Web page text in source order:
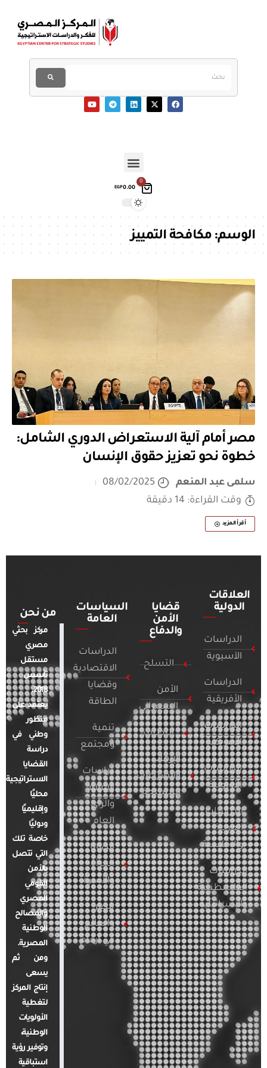
0
EGP0.00
الوسم:مكافحة التمييز
مصر أمام آلية الاستعراض الدوري الشامل:
خطوة نحو تعزيز حقوق الإنسان
سلمى عبد المنعم
08/02/2025
وقت القراءة: 14 دقيقة
أقرأ المزيد
العلاقات
الدولية
الدراسات
الآسيوية
الدراسات
الأفريقية
الدراسات
الأمريكية
الدراسات
الأوروبية
الدراسات
العربية
والإقليمية
الدراسات
الفلسطينية
والإسرائيلية
قضايا
الأمن
والدفاع
التسلح
الأمن
السيبراني
التطرف
الإرهاب
والصراعات
المسلحة
السياسات
العامة
الدراسات
الاقتصادية
وقضايا
الطاقة
تنمية
ومجتمع
دراسات
الإعلام
والرأي
العام
قضايا
المرأة
والأسرة
مصر
والعالم
في أرقام
من نحن
مركز بحثي
مصري
مستقل
تأسس
2018.
يعتمد على
منظور
وطني في
دراسة
القضايا
الاستراتيجية
محليًا
وإقليميًا
ودوليًا
خاصة تلك
التي تتصل
بالأمن
القومي
المصري
والمصالح
الوطنية
المصرية.
ومن ثم
يسعى
إنتاج المركز
لتغطية
الأولويات
الوطنية،
وتوفير رؤية
استباقية